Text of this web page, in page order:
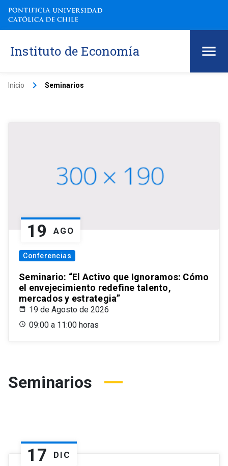
Instituto de Economía
Inicio keyboard_arrow_right Seminarios
19 AGO
Conferencias
Seminario: “El Activo que Ignoramos: Cómo
el envejecimiento redefine talento,
mercados y estrategia”
19 de Agosto de 2026
09:00 a 11:00 horas
Seminarios
17 DIC